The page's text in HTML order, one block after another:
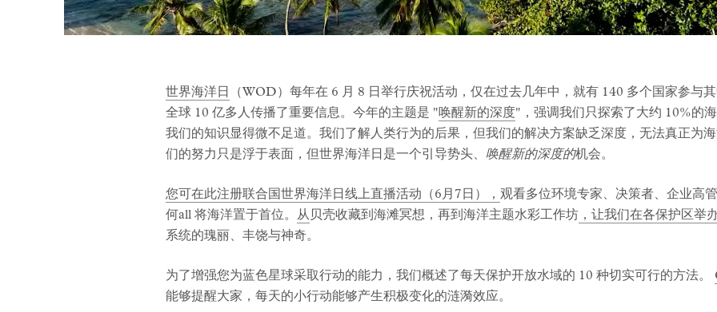
世界海洋日
（WOD）每年在 6 月 8 日举行庆祝活动，仅在过去几年中，就有 140 多个国家参与
全球 10 亿多人传播了重要信息。今年的主题是 "唤醒新的深度"，强调我们只探索了大约 10%的
我们的知识显得微不足道。我们了解人类行为的后果，但我们的解决方案缺乏深度，无法真正为
们的努力只是浮于表面，但世界海洋日是一个引导势头、 唤醒新的深度的机会。
您可在此注册联合国世界海洋日线上直播活动（6月7日）， 观看多位环境专家、决策者、企业高
何all 将海洋置于首位。 从贝壳收藏到海滩冥想，再到海洋主题水彩工作坊 ，让我们在各保护区举
系统的瑰丽、丰饶与神奇。
为了增强您为蓝色星球采取行动的能力，我们概述了每天保护开放水域的 10 种切实可行的方法。
能够提醒大家，每天的小行动能够产生积极变化的涟漪效应。